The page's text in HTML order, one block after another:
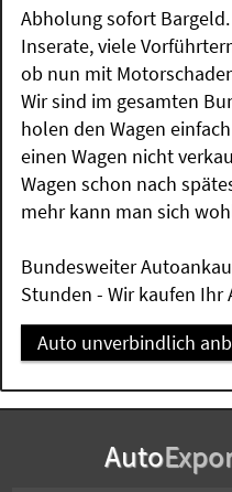
Abholung sofort
Inserate, viele
ob nun mit
Wir sind im gesamten
holen den Wagen
einen Wagen nicht
Wagen schon nach
mehr kann man sich
Bundesweiter
Stunden - Wir kaufen
Auto unverbindlich
Auto